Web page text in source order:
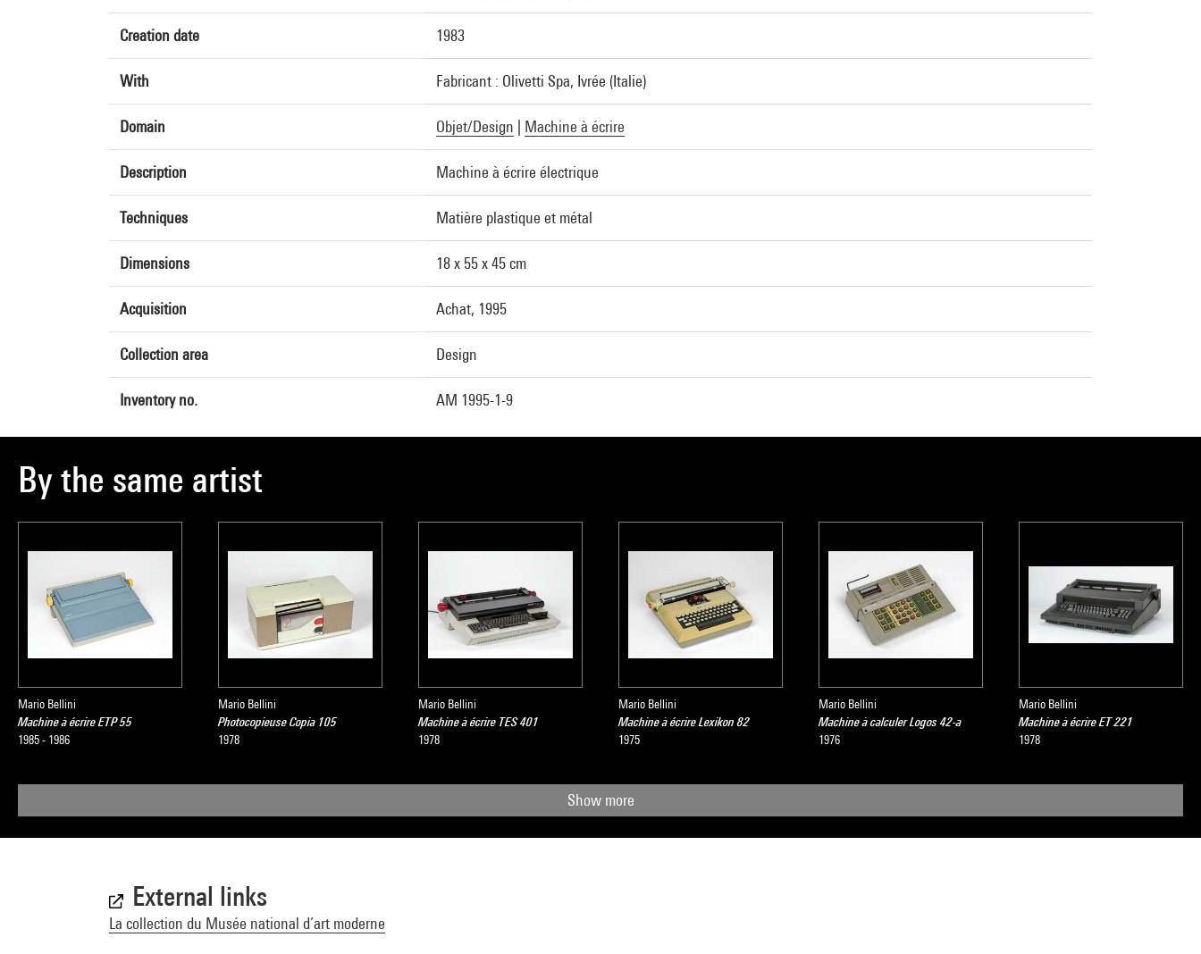
Creation date 1983
With Fabricant : Olivetti Spa, Ivrée (Italie)
Domain Objet/Design Machine à écrire
Description Machine à écrire électrique
Techniques Matière plastique et métal
Dimensions 18 x 55 x 45 cm
Acquisition Achat, 1995
Collection area Design
Inventory no. AM 1995-1-9
By the same artist
Mario Bellini
Machine à écrire ETP 55
1985 - 1986
Mario Bellini
Photocopieuse Copia 105
1978
Mario Bellini
Machine à écrire TES 401
1978
Mario Bellini
Machine à écrire Lexikon 82
1975
Mario Bellini
Machine à calculer Logos 42-a
1976
Mario Bellini
Machine à écrire ET 221
1978
Show more
External links
La collection du Musée national d’art moderne